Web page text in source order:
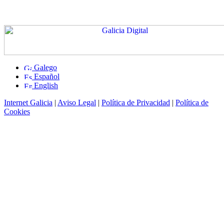
Galego
Español
English
Internet Galicia | Aviso Legal | Política de Privacidad | Política de
Cookies